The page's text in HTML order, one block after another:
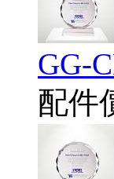
GG-
配件